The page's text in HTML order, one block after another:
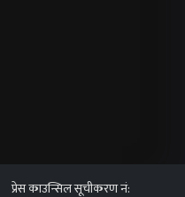
प्रेस काउन्सिल सूचीकरण नं: